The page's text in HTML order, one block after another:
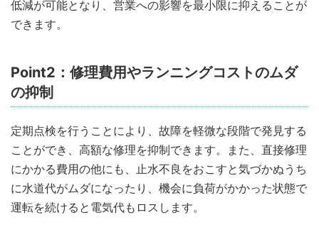
低減が可能となり、営業への影響を最小限に抑えることが
できます。
Point2：修理費用やランニングコストのムダ
の抑制
定期点検を行うことにより、故障を軽微な段階で発見する
ことができ、高額な修理を抑制できます。また、直接修理
にかかる費用の他にも、止水不良をおこすと気づかぬうち
に水道代がムダになったり、機会に負荷がかかった状態で
運転を続けると電気代もロスします。